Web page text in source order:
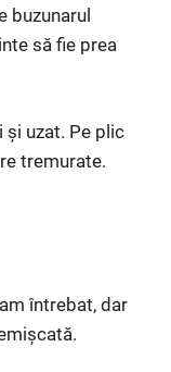
buzunarul
să fie prea
și uzat. Pe plic
tremurate.
întrebat, dar